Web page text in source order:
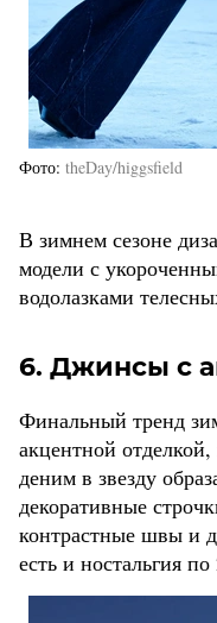
Фото theDay/higgsfield
В зимнем сезоне
модели с
водолазками
6. Джинсы с
Финальный тренд
акцентной
деним в звезду
декоративные
контрастные швы и
есть и ностальгия